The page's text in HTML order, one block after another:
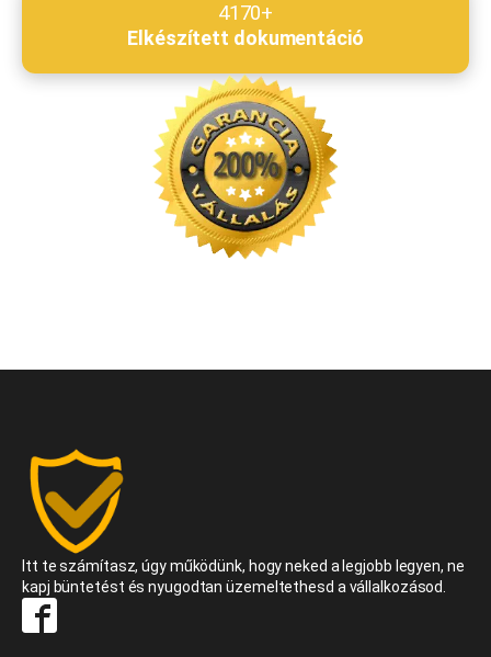
4170+
Elkészített dokumentáció
Itt te számítasz, úgy működünk, hogy neked a legjobb legyen, ne
kapj büntetést és nyugodtan üzemeltethesd a vállalkozásod.